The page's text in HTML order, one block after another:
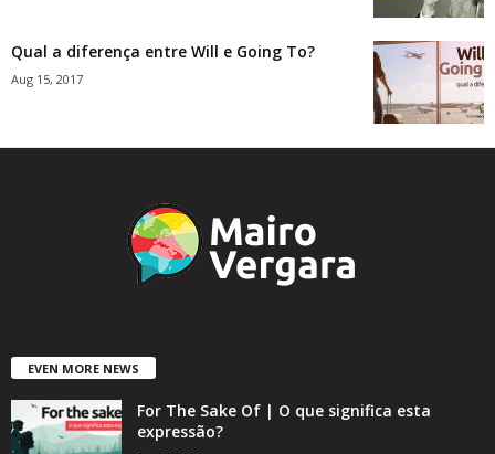
Qual a diferença entre Will e Going To?
Aug 15, 2017
EVEN MORE NEWS
For The Sake Of | O que significa esta
expressão?